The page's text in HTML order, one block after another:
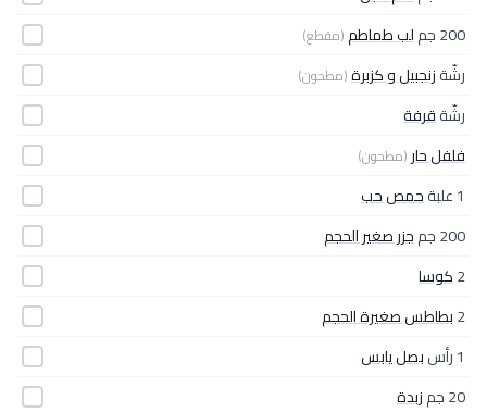
200 جم
لب طماطم(مقطع)
رشّةزنجبيل و كزبرة(مطحون)
رشّةقرفة
فلفل حار (مطحون)
1 علبة
حمص حب
200 جم
جزر صغير الحجم
2كوسا
2بطاطس صغيرة الحجم
1 رأس
بصل يابس
20 جم
زبدة